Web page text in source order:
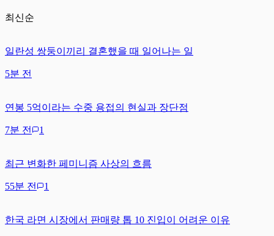
최신순
일란성 쌍둥이끼리 결혼했을 때 일어나는 일
5분 전
연봉 5억이라는 수중 용접의 현실과 장단점
7분 전 1
최근 변화한 페미니즘 사상의 흐름
55분 전 1
한국 라면 시장에서 판매량 톱 10 진입이 어려운 이유